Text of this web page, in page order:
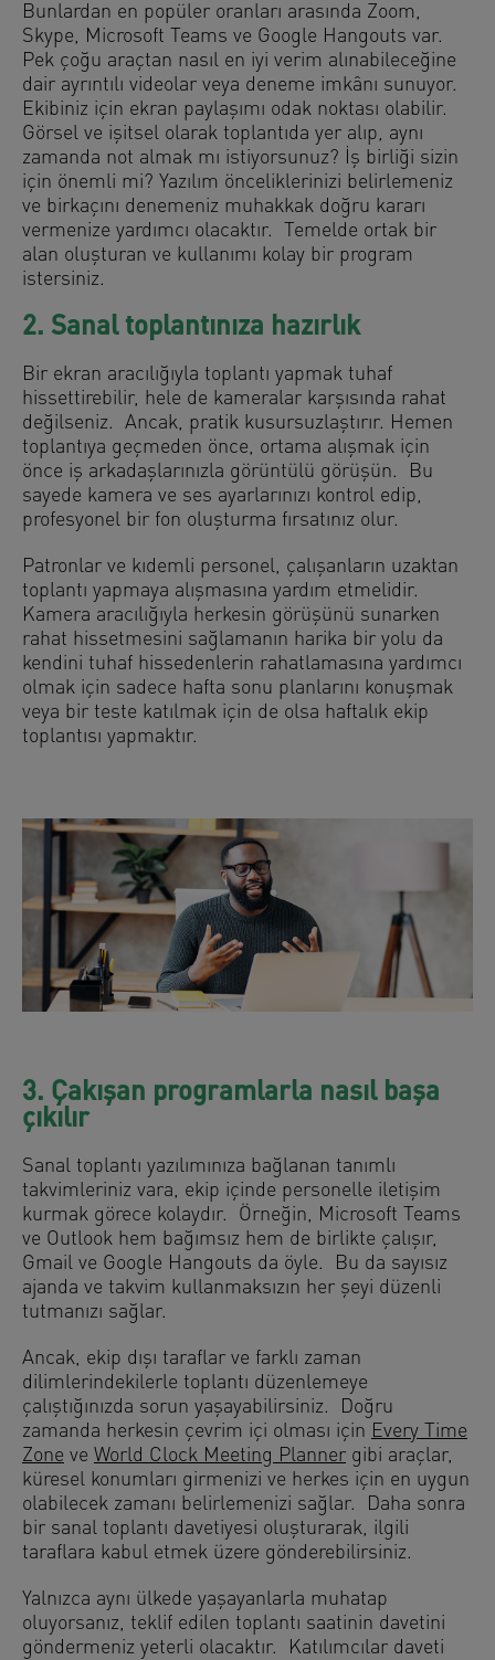
Bunlardan en popüler oranları arasında Zoom,
Skype, Microsoft Teams ve Google Hangouts var.
Pek çoğu araçtan nasıl en iyi verim alınabileceğine
dair ayrıntılı videolar veya deneme imkânı sunuyor.
Ekibiniz için ekran paylaşımı odak noktası olabilir.
Görsel ve işitsel olarak toplantıda yer alıp, aynı
zamanda not almak mı istiyorsunuz? İş birliği sizin
için önemli mi? Yazılım önceliklerinizi belirlemeniz
ve birkaçını denemeniz muhakkak doğru kararı
vermenize yardımcı olacaktır. Temelde ortak bir
alan oluşturan ve kullanımı kolay bir program
istersiniz.
2. Sanal toplantınıza hazırlık
Bir ekran aracılığıyla toplantı yapmak tuhaf
hissettirebilir, hele de kameralar karşısında rahat
değilseniz. Ancak, pratik kusursuzlaştırır. Hemen
toplantıya geçmeden önce, ortama alışmak için
önce iş arkadaşlarınızla görüntülü görüşün. Bu
sayede kamera ve ses ayarlarınızı kontrol edip,
profesyonel bir fon oluşturma fırsatınız olur.
Patronlar ve kıdemli personel, çalışanların uzaktan
toplantı yapmaya alışmasına yardım etmelidir.
Kamera aracılığıyla herkesin görüşünü sunarken
rahat hissetmesini sağlamanın harika bir yolu da
kendini tuhaf hissedenlerin rahatlamasına yardımcı
olmak için sadece hafta sonu planlarını konuşmak
veya bir teste katılmak için de olsa haftalık ekip
toplantısı yapmaktır.
3. Çakışan programlarla nasıl başa
çıkılır
Sanal toplantı yazılımınıza bağlanan tanımlı
takvimleriniz vara, ekip içinde personelle iletişim
kurmak görece kolaydır. Örneğin, Microsoft Teams
ve Outlook hem bağımsız hem de birlikte çalışır,
Gmail ve Google Hangouts da öyle. Bu da sayısız
ajanda ve takvim kullanmaksızın her şeyi düzenli
tutmanızı sağlar.
Ancak, ekip dışı taraflar ve farklı zaman
dilimlerindekilerle toplantı düzenlemeye
çalıştığınızda sorun yaşayabilirsiniz. Doğru
zamanda herkesin çevrim içi olması için Every Time
Zone ve World Clock Meeting Planner gibi araçlar,
küresel konumları girmenizi ve herkes için en uygun
olabilecek zamanı belirlemenizi sağlar. Daha sonra
bir sanal toplantı davetiyesi oluşturarak, ilgili
taraflara kabul etmek üzere gönderebilirsiniz.
Yalnızca aynı ülkede yaşayanlarla muhatap
oluyorsanız, teklif edilen toplantı saatinin davetini
göndermeniz yeterli olacaktır. Katılımcılar daveti